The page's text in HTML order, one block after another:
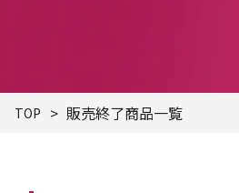
TOP 販売終了商品一覧